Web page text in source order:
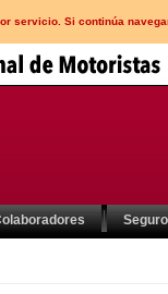
servicio. Si continúa